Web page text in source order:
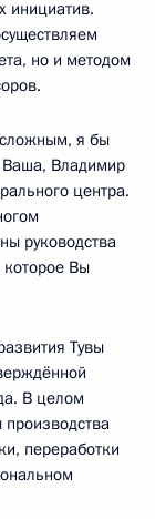
инициатив.
но и методом
я бы
Ваша, Владимир
центра.
руководства
Вы
Тувы
В целом
производства
переработки